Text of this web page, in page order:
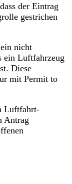
der Eintrag
gestrichen
nicht
ein Luftfahrzeug
Diese
mit Permit to
Luftfahrt-
Antrag